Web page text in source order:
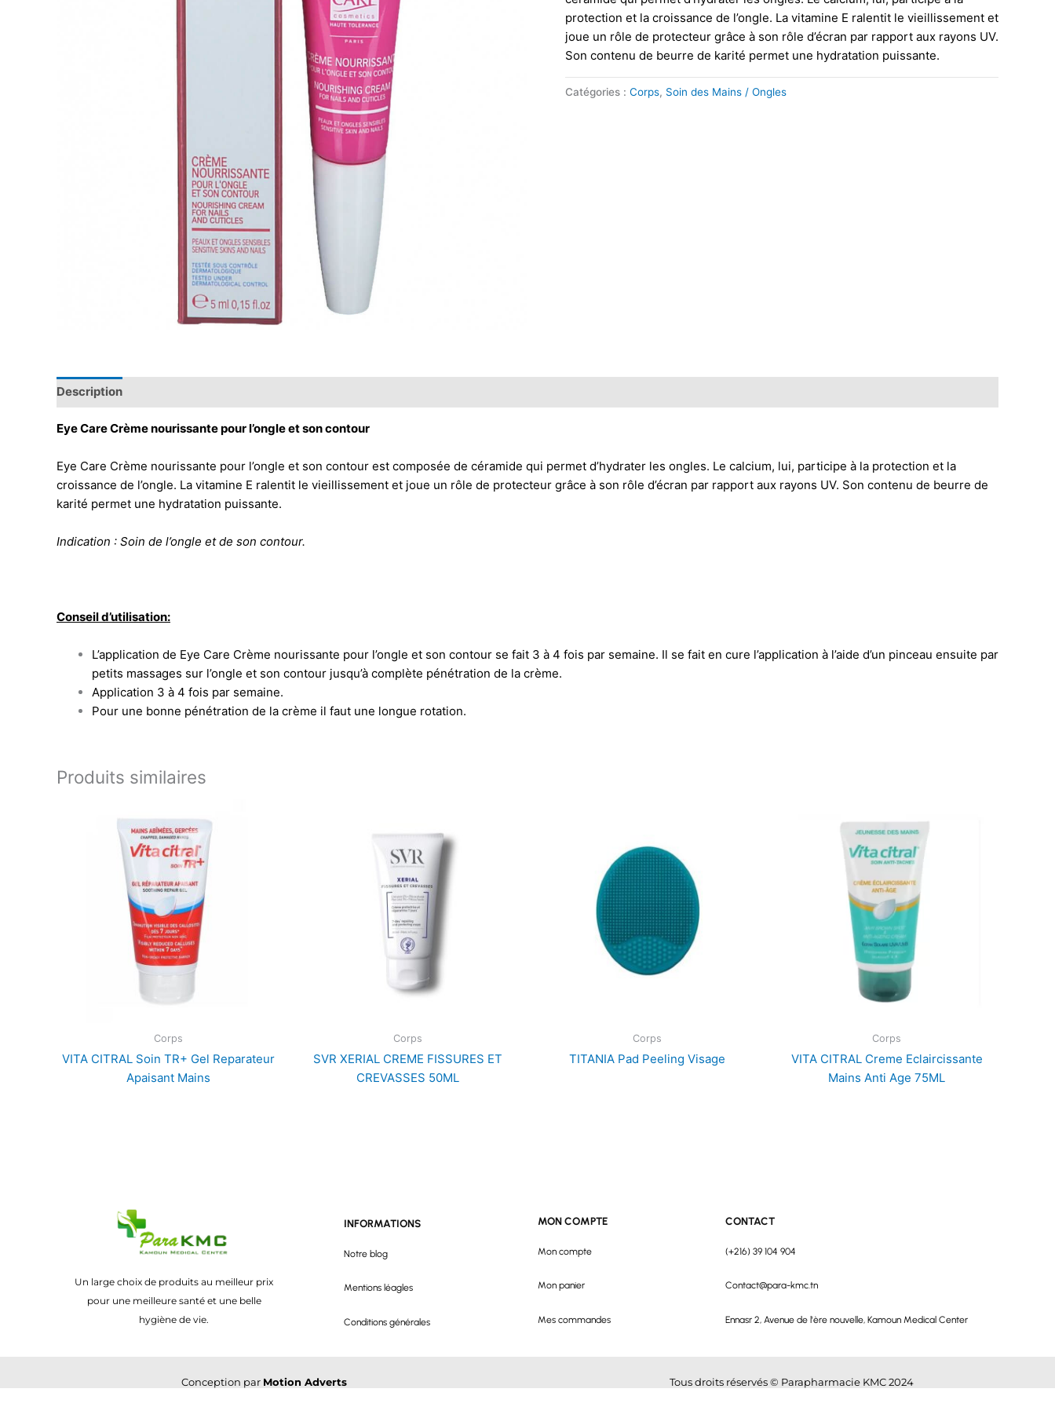
protection et la croissance de l’ongle. La vitamine E ralentit le vieillissement et
joue un rôle de protecteur grâce à son rôle d’écran par rapport aux rayons UV.
Son contenu de beurre de karité permet une hydratation puissante.
Catégories : Corps, Soin des Mains / Ongles
Description
Eye Care Crème nourissante pour l’ongle et son contour
Eye Care Crème nourissante pour l’ongle et son contour est composée de céramide qui permet d’hydrater les ongles. Le calcium, lui, participe à la protection et la
croissance de l’ongle. La vitamine E ralentit le vieillissement et joue un rôle de protecteur grâce à son rôle d’écran par rapport aux rayons UV. Son contenu de beurre de
karité permet une hydratation puissante.
Indication : Soin de l’ongle et de son contour.
Conseil d’utilisation:
L’application de Eye Care Crème nourissante pour l’ongle et son contour se fait 3 à 4 fois par semaine. Il se fait en cure l’application à l’aide d’un pinceau ensuite par
petits massages sur l’ongle et son contour jusqu’à complète pénétration de la crème.
Application 3 à 4 fois par semaine.
Pour une bonne pénétration de la crème il faut une longue rotation.
Produits similaires
Corps
VITA CITRAL Soin TR+ Gel Reparateur
Apaisant Mains
Corps
SVR XERIAL CREME FISSURES ET
CREVASSES 50ML
Corps
TITANIA Pad Peeling Visage
Corps
VITA CITRAL Creme Eclaircissante
Mains Anti Age 75ML
Un large choix de produits au meilleur prix
pour une meilleure santé et une belle
hygiène de vie.
INFORMATIONS
Notre blog
Mentions léagles
Conditions générales
MON COMPTE
Mon compte
Mon panier
Mes commandes
CONTACT
(+216) 39 104 904
Contact@para-kmc.tn
Ennasr 2, Avenue de l'ère nouvelle, Kamoun Medical Center
Conception par Motion Adverts Tous droits réservés © Parapharmacie KMC 2024